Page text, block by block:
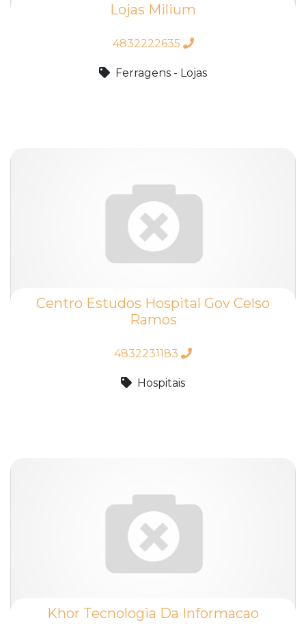
Lojas Milium
4832222635
Ferragens - Lojas
Centro Estudos Hospital Gov Celso
Ramos
4832231183
Hospitais
Khor Tecnologia Da Informacao